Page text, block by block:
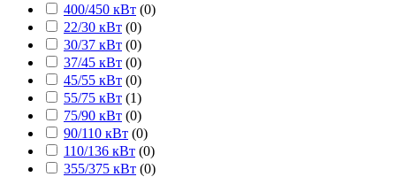
400/450 кВт (0)
22/30 кВт (0)
30/37 кВт (0)
37/45 кВт (0)
45/55 кВт (0)
55/75 кВт (1)
75/90 кВт (0)
90/110 кВт (0)
110/136 кВт (0)
355/375 кВт (0)